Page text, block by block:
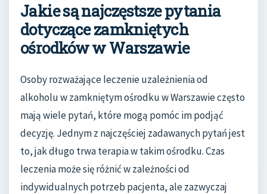
Jakie są najczęstsze pytania
dotyczące zamkniętych
ośrodków w Warszawie
Osoby rozważające leczenie uzależnienia od
alkoholu w zamkniętym ośrodku w Warszawie często
mają wiele pytań, które mogą pomóc im podjąć
decyzję. Jednym z najczęściej zadawanych pytań jest
to, jak długo trwa terapia w takim ośrodku. Czas
leczenia może się różnić w zależności od
indywidualnych potrzeb pacjenta, ale zazwyczaj